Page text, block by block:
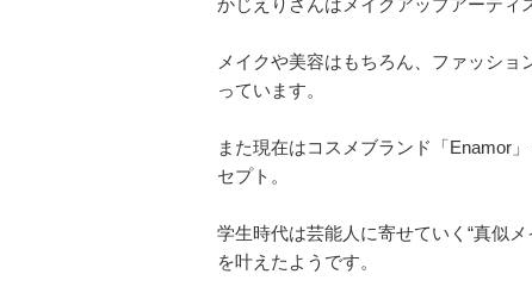
メイクや美容はもちろん、ファッシ
っています。
また現在はコスメブランド「Enamor
セプト。
学生時代は芸能人に寄せていく“真似
を叶えたようです。